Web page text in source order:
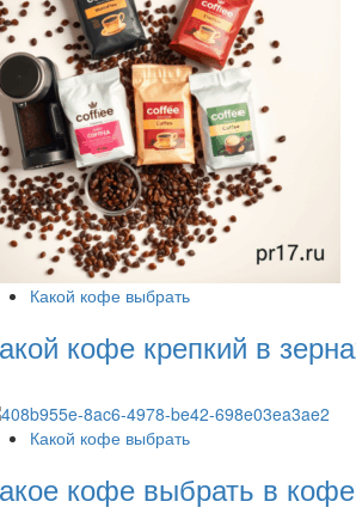
Какой кофе выбрать
кофе крепкий в
Какой кофе выбрать
кофе выбрать в